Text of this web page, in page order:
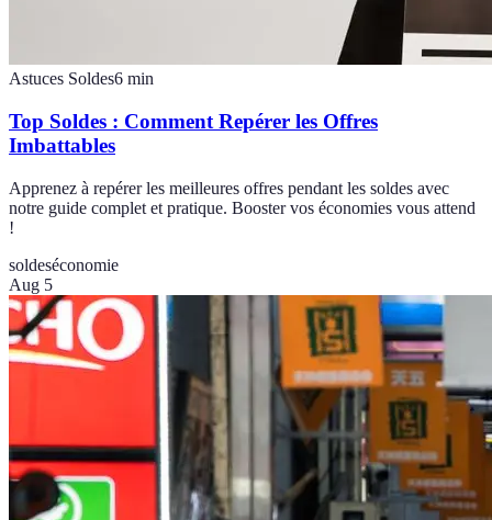
Astuces Soldes6 min
Top Soldes : Comment Repérer les Offres
Imbattables
Apprenez à repérer les meilleures offres pendant les soldes avec
notre guide complet et pratique. Booster vos économies vous attend
!
soldeséconomie
Aug 5